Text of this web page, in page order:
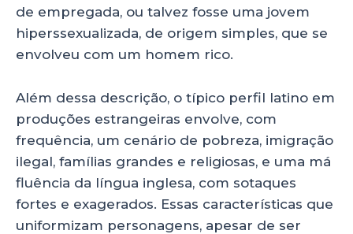
de empregada, ou talvez fosse uma jovem
hiperssexualizada, de origem simples, que se
envolveu com um homem rico.
Além dessa descrição, o típico perfil latino em
produções estrangeiras envolve, com
frequência, um cenário de pobreza, imigração
ilegal, famílias grandes e religiosas, e uma má
fluência da língua inglesa, com sotaques
fortes e exagerados. Essas características que
uniformizam personagens, apesar de ser